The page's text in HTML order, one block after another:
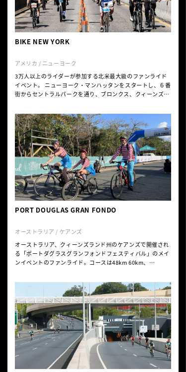
BIKE NEW YORK
アメリカ / ニューヨーク
3万人以上のライダーが参加する北米最大級のファンライド
イベント。 ニューヨーク・マンハッタンをスタートし、６番
街からセントラルパークを通り、ブロンクス、クィーンズ、
ランドへ。約40マイル（64km）のコースは、 アップダウン
も少なくエイドステーションも充実。 街乗り感覚で爽やかな
５月のニューヨークを駆け抜けることのできる、初心者でも
大満足できるイベントです。
PORT DOUGLAS GRAN FONDO
オーストラリア / ケアンズ
オーストラリア、クィーンズランド州のケアンズで開催され
る「ポートダグラスグランフォンドフェスティバル」のメイ
ンイベントのファンライド。コースは48km 60km、
は689mと非常になだらかで、中級者の方なら十分走りこな
せる。ポートダグラスとパームコーブを結ぶグレートバリア
リーフドライブを走り、折り返して再びポートダグラスに戻
りゴール。海岸沿いのヤシの木が立ち並ぶ絶景ロードはライ
ダー専用に完全封鎖される。世界自然遺産に認定された「グ
レートバリアリーフ」と「クイーンズランドの湿潤熱帯地域
」（世界最古の熱帯雨林）を通るコースを、風を切りながら
爽快に走ることのできるイベントです。